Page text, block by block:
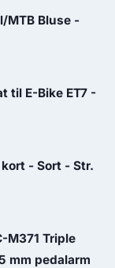
MTB Bluse -
til E-Bike ET7 -
- Sort - Str.
M371 Triple
mm pedalarm